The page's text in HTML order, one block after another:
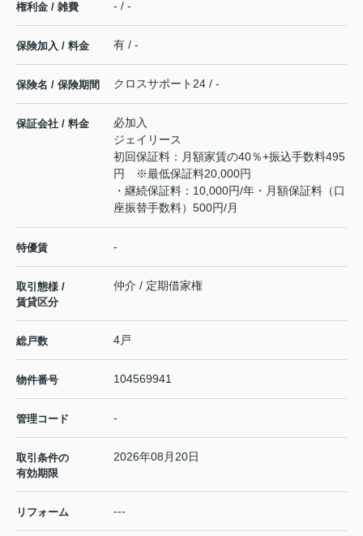
権利金 / 雑費 - / -
保険加入 / 料金 有 / -
保険名 / 保険期間 クロスサポート24 / -
保証会社 / 料金
必加入
ジェイリース
初回保証料：月額家賃の40％+振込手数料495
円 ※最低保証料20,000円
・継続保証料：10,000円/年・月額保証料（口
座振替手数料）500円/月
特優賃 -
取引態様 /
賃貸区分
仲介 / 定期借家権
総戸数 4戸
物件番号 104569941
管理コード -
取引条件の
有効期限
2026年08月20日
リフォーム ---